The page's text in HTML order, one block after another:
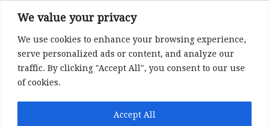
We value your privacy
We use cookies to enhance your browsing experience,
serve personalized ads or content, and analyze our
traffic. By clicking "Accept All", you consent to our use
of cookies.
Accept All
Privacy